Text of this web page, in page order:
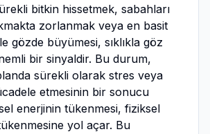
bitkin hissetmek, sabahları
zorlanmak veya en basit
gözde büyümesi, sıklıkla göz
bir sinyaldir. Bu durum,
sürekli olarak stres veya
etmesinin bir sonucu
enerjinin tükenmesi, fiziksel
yol açar. Bu